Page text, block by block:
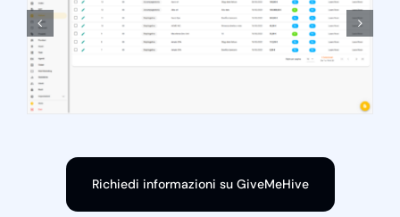
Richiedi informazioni su GiveMeHive